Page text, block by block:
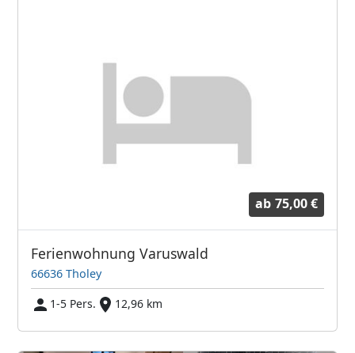
ab 75,00 €
Ferienwohnung Varuswald
66636 Tholey
1-5 Pers.
12,96 km